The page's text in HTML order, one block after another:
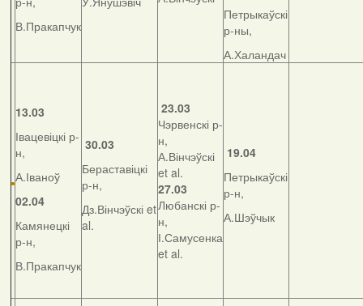
В.Пракапчук
Петрыкаўскі
р-ны,
А.Халандач
13.03
Івацевіцкі р-
н,
А.Іваноў
02.04
Камянецкі
р-н,
В.Пракапчук
30.03
Бераставіцкі
р-н,
Дз.Вінчэўскі et
al.
23.03
Чэрвенскі р-
н,
А.Вінчэўскі
et al.
27.03
Любанскі р-
н,
І.Самусенка
et al.
19.04
Петрыкаўскі
р-н,
А.Шэўчык